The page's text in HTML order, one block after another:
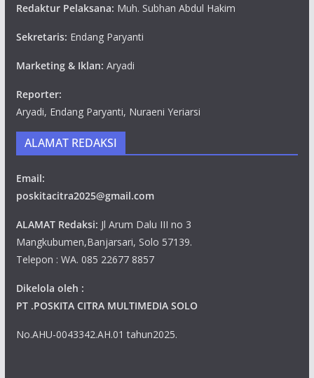
Redaktur Pelaksana: Muh. Subhan Abdul Hakim
Sekretaris: Endang Paryanti
Marketing & Iklan: Aryadi
Reporter:
Aryadi, Endang Paryanti, Nuraeni Yeriarsi
ALAMAT REDAKSI
Email:
poskitacitra2025@gmail.com
ALAMAT Redaksi: Jl Arum Dalu III no 3
Mangkubumen,Banjarsari, Solo 57139.
Telepon : WA. 085 22677 8857
Dikelola oleh :
PT .POSKITA CITRA MULTIMEDIA SOLO
No.AHU-0043342.AH.01 tahun2025.